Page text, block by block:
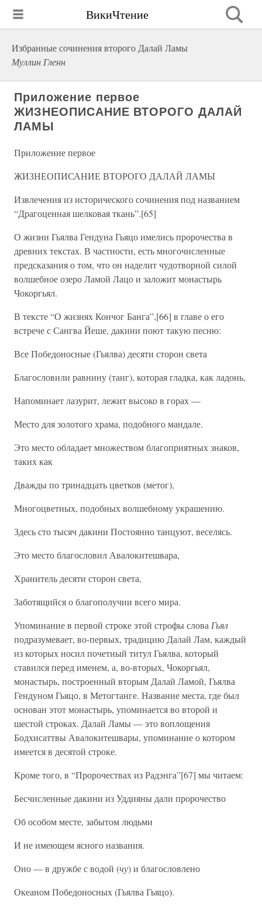
ВикиЧтение
Избранные сочинения второго Далай Ламы
Муллин Гленн
Приложение первое
ЖИЗНЕОПИСАНИЕ ВТОРОГО ДАЛАЙ
ЛАМЫ
Приложение первое
ЖИЗНЕОПИСАНИЕ ВТОРОГО ДАЛАЙ ЛАМЫ
Извлечения из исторического сочинения под названием
“Драгоценная шелковая ткань”.[65]
О жизни Гьялва Гендуна Гьяцо имелись пророчества в
древних текстах. В частности, есть многочисленные
предсказания о том, что он наделит чудотворной силой
волшебное озеро Ламой Лацо и заложит монастырь
Чокоргьял.
В тексте “О жизнях Кончог Банга”,[66] в главе о его
встрече с Сангва Йеше, дакини поют такую песню:
Все Победоносные (Гьялва) десяти сторон света
Благословили равнину (танг), которая гладка, как ладонь,
Напоминает лазурит, лежит высоко в горах —
Место для золотого храма, подобного мандале.
Это место обладает множеством благоприятных знаков,
таких как
Дважды по тринадцать цветков (метог),
Многоцветных, подобных волшебному украшению.
Здесь сто тысяч дакини Постоянно танцуют, веселясь.
Это место благословил Авалокитешвара,
Хранитель десяти сторон света,
Заботящийся о благополучии всего мира.
Упоминание в первой строке этой строфы слова Гьял
подразумевает, во-первых, традицию Далай Лам, каждый
из которых носил почетный титул Гьялва, который
ставился перед именем, а, во-вторых, Чокоргьял,
монастырь, построенный вторым Далай Ламой, Гьялва
Гендуном Гьяцо, в Метогтанге. Название места, где был
основан этот монастырь, упоминается во второй и
шестой строках. Далай Ламы — это воплощения
Бодхисаттвы Авалокитешвары, упоминание о котором
имеется в десятой строке.
Кроме того, в “Пророчествах из Радэнга”[67] мы читаем:
Бесчисленные дакини из Уддияны дали пророчество
Об особом месте, забытом людьми
И не имеющем ясного названия.
Оно — в дружбе с водой (чу) и благословлено
Океаном Победоносных (Гьялва Гьяцо).